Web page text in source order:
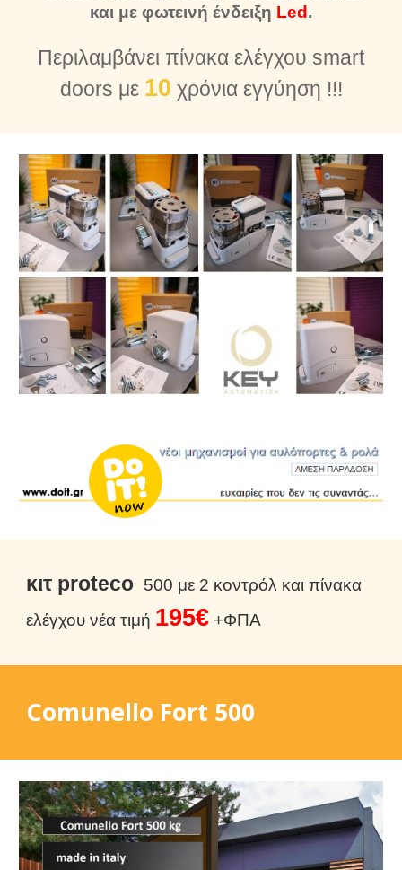
και με φωτεινή ένδειξη Led .
Περιλαμβάνει πίνακα ελέγχου smart
doors με 10 χρόνια εγγύηση !!!
κιτ proteco 500 με 2 κοντρόλ και πίνακα
ελέγχου νέα τιμή 195€ +ΦΠΑ
Comunello Fort 500